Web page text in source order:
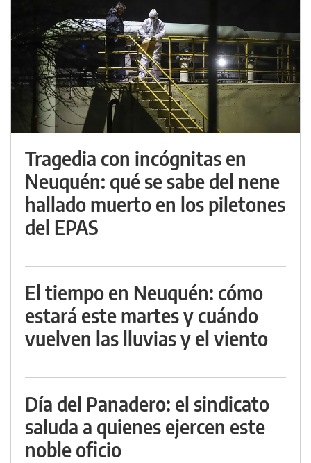
Tragedia con incógnitas en
Neuquén: qué se sabe del nene
hallado muerto en los piletones
del EPAS
El tiempo en Neuquén: cómo
estará este martes y cuándo
vuelven las lluvias y el viento
Día del Panadero: el sindicato
saluda a quienes ejercen este
noble oficio